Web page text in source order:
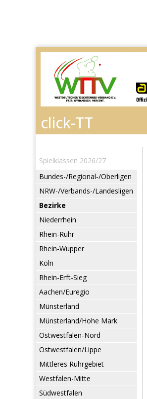
Spielklassen 2026/27
Bundes-/Regional-/Oberligen
NRW-/Verbands-/Landesligen
Bezirke
Niederrhein
Rhein-Ruhr
Rhein-Wupper
Köln
Rhein-Erft-Sieg
Aachen/Euregio
Münsterland
Münsterland/Hohe Mark
Ostwestfalen-Nord
Ostwestfalen/Lippe
Mittleres Ruhrgebiet
Westfalen-Mitte
Südwestfalen